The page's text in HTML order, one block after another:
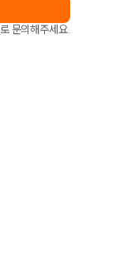
로 문의해주세요.